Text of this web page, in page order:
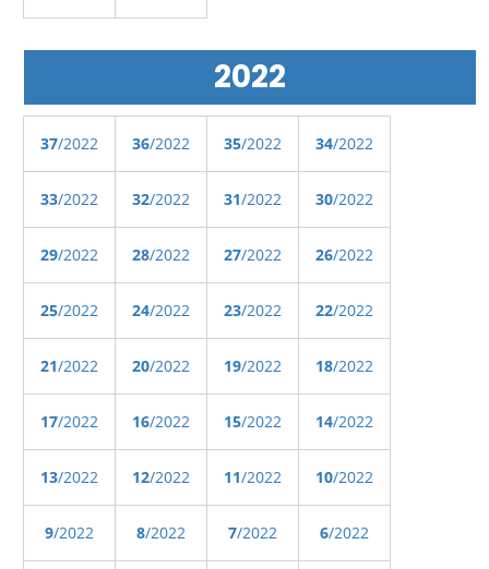
2022
37/2022 36/2022 35/2022 34/2022
33/2022 32/2022 31/2022 30/2022
29/2022 28/2022 27/2022 26/2022
25/2022 24/2022 23/2022 22/2022
21/2022 20/2022 19/2022 18/2022
17/2022 16/2022 15/2022 14/2022
13/2022 12/2022 11/2022 10/2022
9/2022 8/2022 7/2022 6/2022